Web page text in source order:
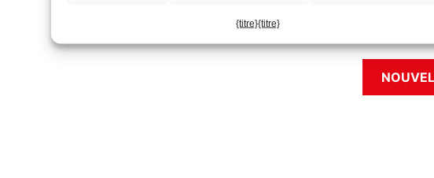
{titre}{titre}